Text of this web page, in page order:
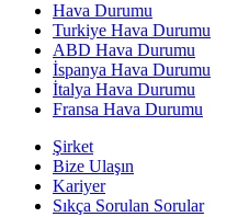
Hava Durumu
Turkiye Hava Durumu
ABD Hava Durumu
İspanya Hava Durumu
İtalya Hava Durumu
Fransa Hava Durumu
Şirket
Bize Ulaşın
Kariyer
Sıkça Sorulan Sorular